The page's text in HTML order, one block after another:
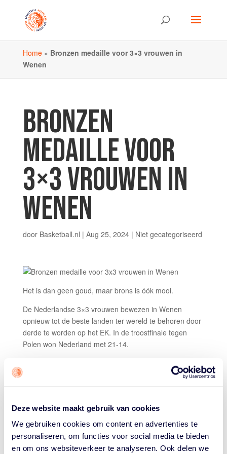
Deze website maakt gebruik van cookies
We gebruiken cookies om content en advertenties te
personaliseren, om functies voor social media te bieden
en om ons websiteverkeer te analyseren. Ook delen we
Home» Bronzen medaille voor 3×3 vrouwen in
Wenen
BRONZEN
MEDAILLE VOOR
3×3 VROUWEN IN
WENEN
door Basketball.nl | Aug 25, 2024| Niet gecategoriseerd
Het is dan geen goud, maar brons is óók mooi.
De Nederlandse 3×3 vrouwen bewezen in Wenen
opnieuw tot de beste landen ter wereld te behoren door
derde te worden op het EK. In de troostfinale tegen
Polen won Nederland met 21-14.
Nederland verloor eerder op de dag de halve finale van
Frankrijk, nadat het team enorm imponeerde in de
poulefase (tweemaal winst) en kwartfinale (20-15 tegen
deze manier herpakte is het bewijs van de ervaring en
wilskracht van deze ploeg, die vorig jaar het EK nog
won.
De strijd om brons kon allebei de kanten op. De uitslag